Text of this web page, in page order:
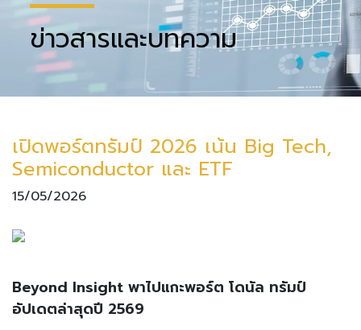
ข่าวสารและบทความ
เปิดพอร์ตทรัมป์ 2026 เน้น Big Tech,
Semiconductor และ ETF
15/05/2026
Beyond Insight พาไปแกะพอร์ต โดนัล ทรัมป์
อัปเดตล่าสุดปี 2569